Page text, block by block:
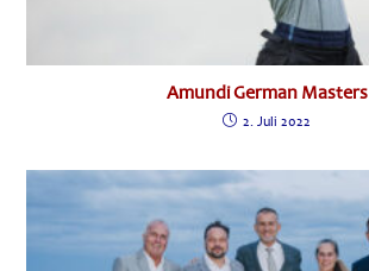
Amundi German Masters
2. Juli 2022